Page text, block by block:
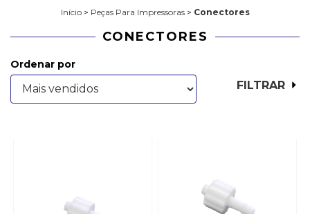
Início > Peças Para Impressoras > Conectores
CONECTORES
Ordenar por
FILTRAR